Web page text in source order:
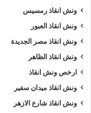
ونش انقاذ رمسيس
ونش انقاذ العبور
ونش انقاذ مصر الجديدة
ونش انقاذ الظاهر
ارخص ونش انقاذ
ونش انقاذ ميدان سفير
ونش انقاذ شارع الازهر